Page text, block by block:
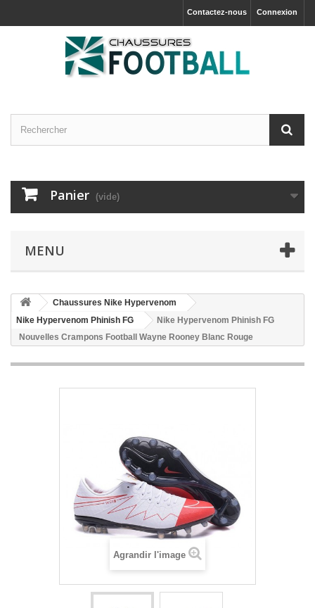
Connexion
Contactez-nous
Panier (vide)
MENU
Chaussures Nike Hypervenom
Nike Hypervenom Phinish FG
Nike Hypervenom Phinish FG
Nouvelles Crampons Football Wayne Rooney Blanc Rouge
Agrandir l'image